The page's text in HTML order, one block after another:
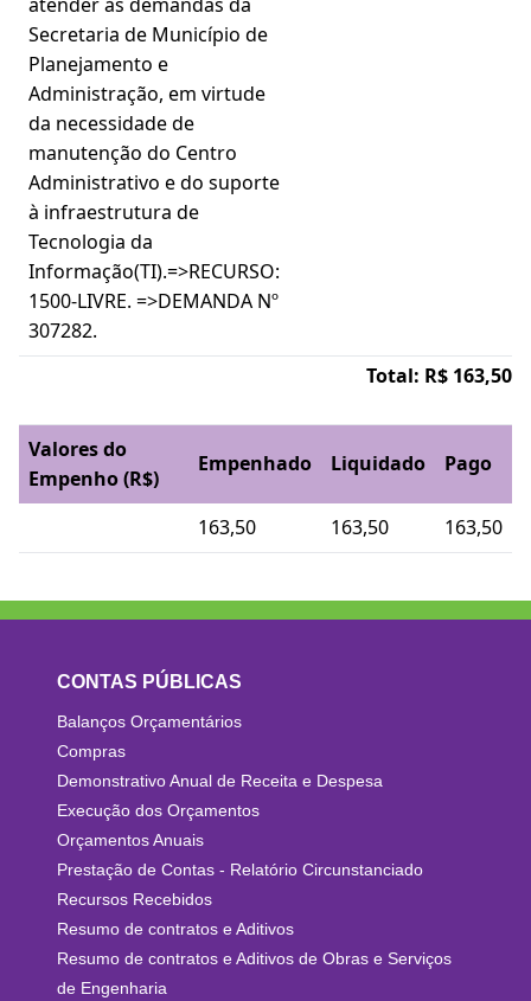
Secretaria de Município de
Planejamento e
Administração, em virtude
da necessidade de
manutenção do Centro
Administrativo e do suporte
à infraestrutura de
Tecnologia da
Informação(TI).=>RECURSO:
1500-LIVRE. =>DEMANDA Nº
307282.
Total: R$ 163,50
Valores do
Empenho (R$)
Empenhado Liquidado Pago
163,50 163,50 163,50
CONTAS PÚBLICAS
Balanços Orçamentários
Compras
Demonstrativo Anual de Receita e Despesa
Execução dos Orçamentos
Orçamentos Anuais
Prestação de Contas - Relatório Circunstanciado
Recursos Recebidos
Resumo de contratos e Aditivos
Resumo de contratos e Aditivos de Obras e Serviços
de Engenharia